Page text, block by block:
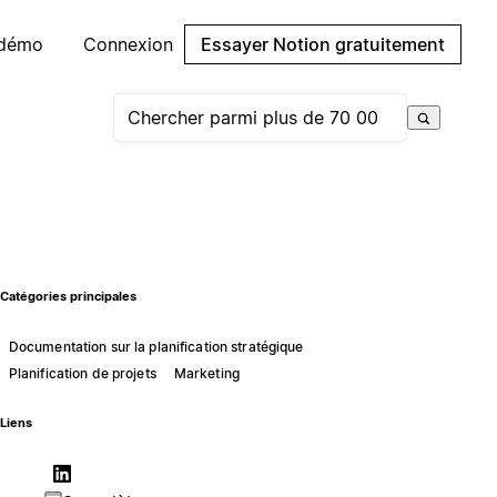
Connexion Essayer Notion gratuitement
Catégories principales
Documentation sur la planification stratégique
Planification de projets
Marketing
Liens